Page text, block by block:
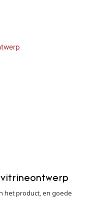
het product, en goede